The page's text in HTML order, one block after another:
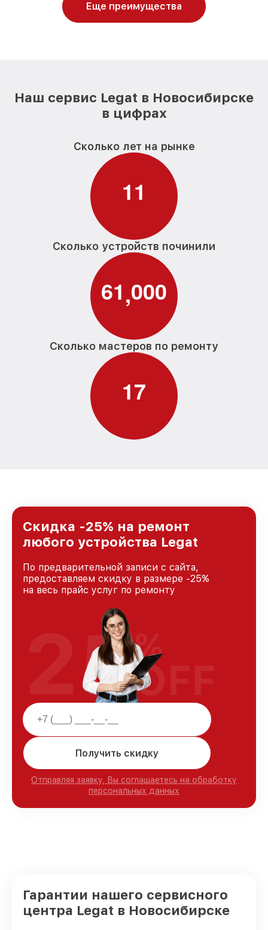
Еще преимущества
Наш сервис Legat в Новосибирске
в цифрах
Сколько лет на рынке
11
Сколько устройств починили
61,000
Сколько мастеров по ремонту
17
Скидка -25% на ремонт
любого устройства Legat
По предварительной записи с сайта,
предоставляем скидку в размере -25%
на весь прайс услуг по ремонту
Получить скидку
Отправляя заявку, Вы соглашаетесь на обработку
персональных данных
25%
OFF
Гарантии нашего сервисного
центра Legat в Новосибирске